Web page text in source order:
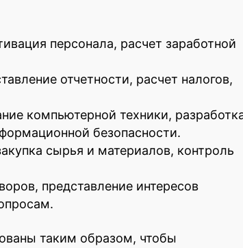
персонала, расчет заработной
отчетности, расчет налогов,
компьютерной техники,
безопасности.
сырья и материалов, контроль
представление интересов
таким образом, чтобы